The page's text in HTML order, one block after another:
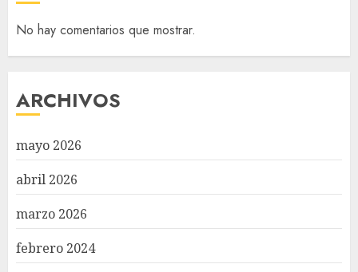
No hay comentarios que mostrar.
ARCHIVOS
mayo 2026
abril 2026
marzo 2026
febrero 2024